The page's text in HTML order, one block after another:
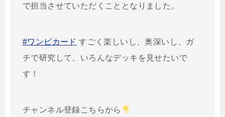
で担当させていただくこととなりました。
#ワンピカード すごく楽しいし、奥深いし、ガ
チで研究して、いろんなデッキを見せたいで
す！
チャンネル登録こちらから